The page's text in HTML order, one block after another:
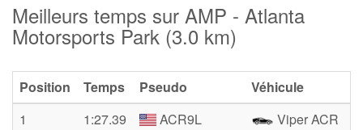
Meilleurs temps sur AMP - Atlanta
Motorsports Park (3.0 km)
Position Temps Pseudo
Véhicule
1
1:27.39 ACR9L
Viper ACR